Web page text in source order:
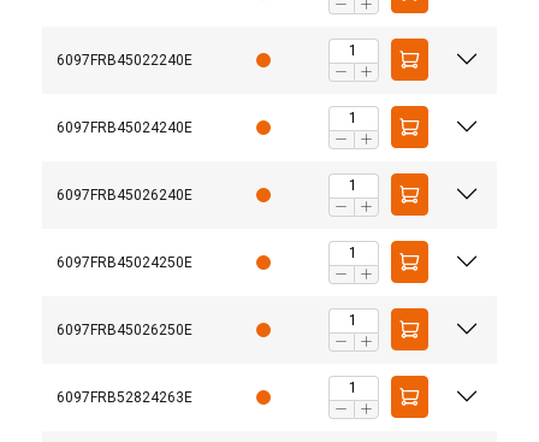
6097FRB45022240E
6097FRB45024240E
6097FRB45026240E
6097FRB45024250E
6097FRB45026250E
6097FRB52824263E